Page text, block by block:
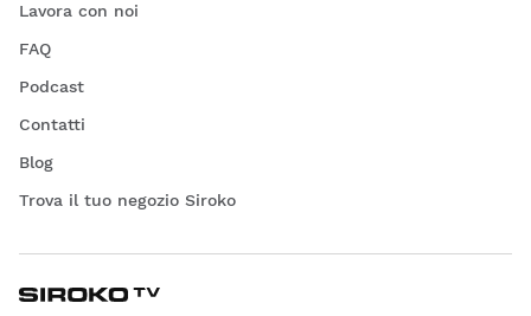
Lavora con noi
FAQ
Podcast
Contatti
Blog
Trova il tuo negozio Siroko